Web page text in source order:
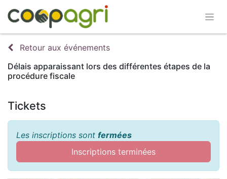
Retour aux événements
Délais apparaissant lors des différentes étapes de la
procédure fiscale
Tickets
Les inscriptions sont fermées
Inscriptions terminées